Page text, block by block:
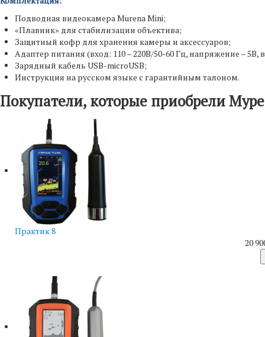
Подводная видеокамера Murena Mini;
«Плавник» для стабилизации объектива;
Защитный кофр для хранения камеры и аксессуаров;
Адаптер питания (вход: 110 – 220В/50-60 Гц, напряжение – 5В,
Зарядный кабель USB-microUSB;
Инструкция на русском языке с гарантийным талоном.
Покупатели, которые приобрели
Практик 8
20